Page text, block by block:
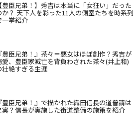
【豊臣兄弟！】秀吉は本当に「女狂い」だった
か？ 天下人を彩った11人の側室たちを時系列
一挙紹介
『豊臣兄弟！』茶々＝悪女はほぼ創作？秀吉が
愛、豊臣家滅亡を背負わされた茶々(井上和)
壮絶すぎる生涯
『豊臣兄弟！』で描かれた織田信長の道普請は
実？信長が実施した街道整備の施策を紹介